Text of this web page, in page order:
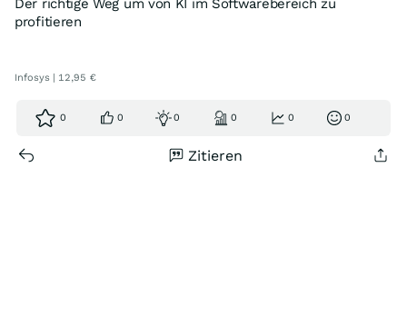
Der richtige Weg um von KI im Softwarebereich zu
profitieren
Infosys | 12,95 €
0 0 0 0 0 0
Zitieren